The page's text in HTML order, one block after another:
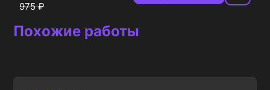
975₽
Похожие работы